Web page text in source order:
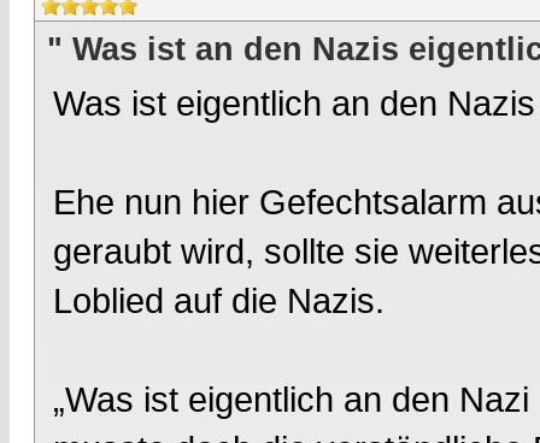
" Was ist an den Nazis
Was ist eigentlich an den
Ehe nun hier Gefechtsalarm
geraubt wird, sollte sie
Loblied auf die Nazis.
„Was ist eigentlich an den